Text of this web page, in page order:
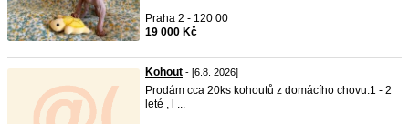
Praha 2 - 120 00
19 000 Kč
Kohout - [6.8. 2026]
Prodám cca 20ks kohoutů z domácího chovu.1 - 2
leté , l ...